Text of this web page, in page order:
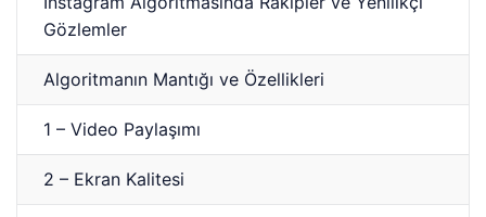
Gözlemler
Algoritmanın Mantığı ve Özellikleri
1 – Video Paylaşımı
2 – Ekran Kalitesi